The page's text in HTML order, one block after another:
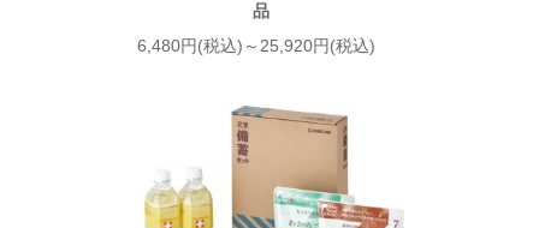
品
6,480円(税込)～25,920円(税込)